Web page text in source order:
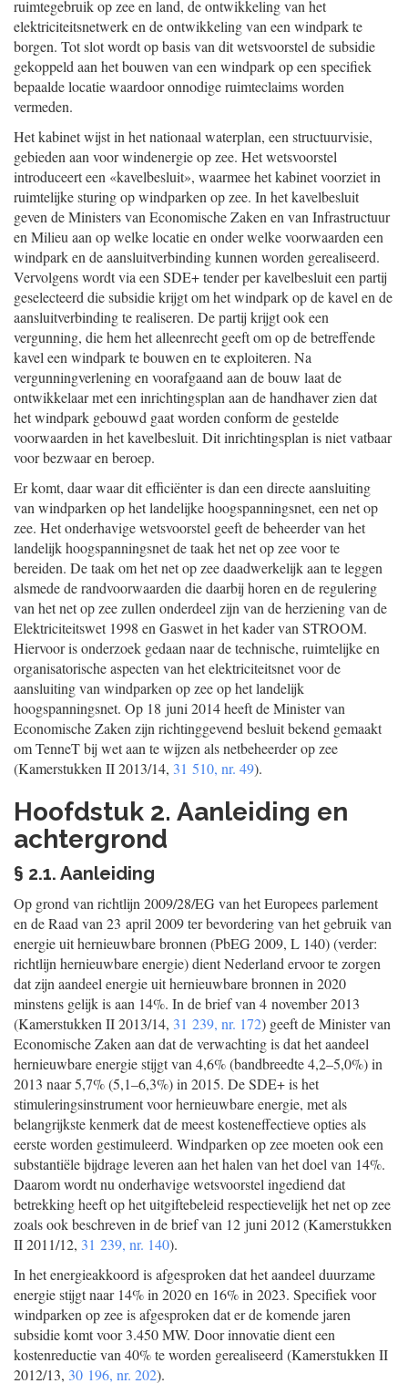
ruimtegebruik op zee en land, de ontwikkeling van het
elektriciteitsnetwerk en de ontwikkeling van een windpark te
borgen. Tot slot wordt op basis van dit wetsvoorstel de subsidie
gekoppeld aan het bouwen van een windpark op een specifiek
bepaalde locatie waardoor onnodige ruimteclaims worden
vermeden.
Het kabinet wijst in het nationaal waterplan, een structuurvisie,
gebieden aan voor windenergie op zee. Het wetsvoorstel
introduceert een «kavelbesluit», waarmee het kabinet voorziet in
ruimtelijke sturing op windparken op zee. In het kavelbesluit
geven de Ministers van Economische Zaken en van Infrastructuur
en Milieu aan op welke locatie en onder welke voorwaarden een
windpark en de aansluitverbinding kunnen worden gerealiseerd.
Vervolgens wordt via een SDE+ tender per kavelbesluit een partij
geselecteerd die subsidie krijgt om het windpark op de kavel en de
aansluitverbinding te realiseren. De partij krijgt ook een
vergunning, die hem het alleenrecht geeft om op de betreffende
kavel een windpark te bouwen en te exploiteren. Na
vergunningverlening en voorafgaand aan de bouw laat de
ontwikkelaar met een inrichtingsplan aan de handhaver zien dat
het windpark gebouwd gaat worden conform de gestelde
voorwaarden in het kavelbesluit. Dit inrichtingsplan is niet vatbaar
voor bezwaar en beroep.
Er komt, daar waar dit efficiënter is dan een directe aansluiting
van windparken op het landelijke hoogspanningsnet, een net op
zee. Het onderhavige wetsvoorstel geeft de beheerder van het
landelijk hoogspanningsnet de taak het net op zee voor te
bereiden. De taak om het net op zee daadwerkelijk aan te leggen
alsmede de randvoorwaarden die daarbij horen en de regulering
van het net op zee zullen onderdeel zijn van de herziening van de
Elektriciteitswet 1998 en Gaswet in het kader van STROOM.
Hiervoor is onderzoek gedaan naar de technische, ruimtelijke en
organisatorische aspecten van het elektriciteitsnet voor de
aansluiting van windparken op zee op het landelijk
hoogspanningsnet. Op 18 juni 2014 heeft de Minister van
Economische Zaken zijn richtinggevend besluit bekend gemaakt
om TenneT bij wet aan te wijzen als netbeheerder op zee
(Kamerstukken II 2013/14, 31 510, nr. 49).
Hoofdstuk 2. Aanleiding en
achtergrond
§ 2.1. Aanleiding
Op grond van richtlijn 2009/28/EG van het Europees parlement
en de Raad van 23 april 2009 ter bevordering van het gebruik van
energie uit hernieuwbare bronnen (PbEG 2009, L 140) (verder:
richtlijn hernieuwbare energie) dient Nederland ervoor te zorgen
dat zijn aandeel energie uit hernieuwbare bronnen in 2020
minstens gelijk is aan 14%. In de brief van 4 november 2013
(Kamerstukken II 2013/14, 31 239, nr. 172) geeft de Minister van
Economische Zaken aan dat de verwachting is dat het aandeel
hernieuwbare energie stijgt van 4,6% (bandbreedte 4,2–5,0%) in
2013 naar 5,7% (5,1–6,3%) in 2015. De SDE+ is het
stimuleringsinstrument voor hernieuwbare energie, met als
belangrijkste kenmerk dat de meest kosteneffectieve opties als
eerste worden gestimuleerd. Windparken op zee moeten ook een
substantiële bijdrage leveren aan het halen van het doel van 14%.
Daarom wordt nu onderhavige wetsvoorstel ingediend dat
betrekking heeft op het uitgiftebeleid respectievelijk het net op zee
zoals ook beschreven in de brief van 12 juni 2012 (Kamerstukken
II 2011/12, 31 239, nr. 140).
In het energieakkoord is afgesproken dat het aandeel duurzame
energie stijgt naar 14% in 2020 en 16% in 2023. Specifiek voor
windparken op zee is afgesproken dat er de komende jaren
subsidie komt voor 3.450 MW. Door innovatie dient een
kostenreductie van 40% te worden gerealiseerd (Kamerstukken II
2012/13, 30 196, nr. 202).